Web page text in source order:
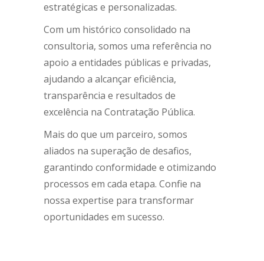
estratégicas e personalizadas.
Com um histórico consolidado na
consultoria, somos uma referência no
apoio a entidades públicas e privadas,
ajudando a alcançar eficiência,
transparência e resultados de
excelência na Contratação Pública.
Mais do que um parceiro, somos
aliados na superação de desafios,
garantindo conformidade e otimizando
processos em cada etapa. Confie na
nossa expertise para transformar
oportunidades em sucesso.